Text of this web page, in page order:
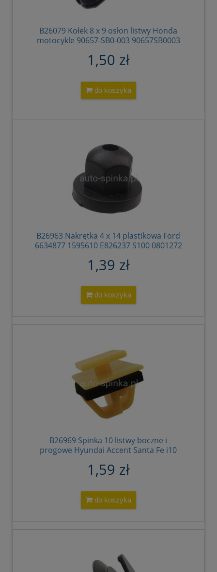
B26079 Kołek 8 x 9 osłon listwy Honda
motocykle 90657-SB0-003 90657SB0003
91533SG0 91533 SG0 91549-MW0-790ZA
91549MW0790ZA 91549SD5010 ZA
91549SD5010ZE
1,50 zł
do koszyka
B26963 Nakrętka 4 x 14 plastikowa Ford
6634877 1595610 E826237 S100 0801272
1,39 zł
do koszyka
B26969 Spinka 10 listwy boczne i
progowe Hyundai Accent Santa Fe i10
1,59 zł
do koszyka